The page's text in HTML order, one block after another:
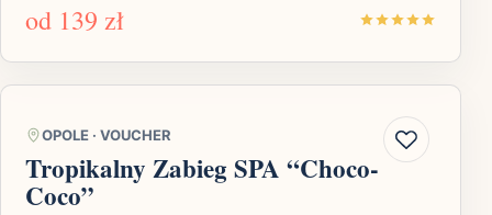
od 139 zł
OPOLE · VOUCHER
Tropikalny Zabieg SPA “Choco-
Coco”